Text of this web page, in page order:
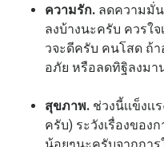
ความรัก. ลดความมั่น
ลงบ้างนะครับ ควรใ
วจะดีครับ คนโสด ถ้า
อภัย หรือลดทิฐิลงมา
สุขภาพ. ช่วงนี้เเข็งเ
ครับ) ระวังเรื่องของ